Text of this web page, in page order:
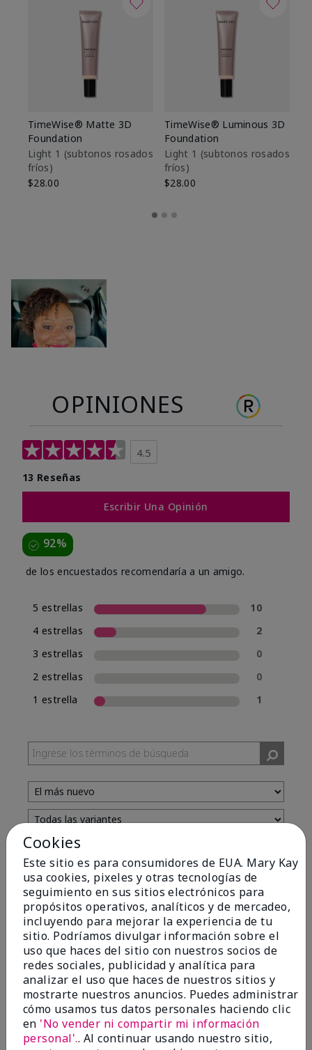
TimeWise® Matte 3D
Foundation
Light 1​ (subtonos rosados
fríos)
$28.00
TimeWise® Luminous 3D
Foundation
Light 1​ (subtonos rosados
fríos)
$28.00
OPINIONES
4.5
13 Reseñas
Escribir Una Opinión
92%
de los encuestados recomendaría a un amigo.
5 estrellas
10
4 estrellas
2
3 estrellas
0
2 estrellas
0
1 estrella
1
Evaluado por 13 clientes
5
Yeh! I really works
EnviadoHace 4 meses
porChar
deDetroit, Mi
Evaluado en
marykay.com/en-us/
I ski all winter and since adding this to my progam
Cookies
Este sitio es para consumidores de EUA. Mary Kay
usa cookies, pixeles y otras tecnologías de
seguimiento en sus sitios electrónicos para
propósitos operativos, analíticos y de mercadeo,
incluyendo para mejorar la experiencia de tu
sitio. Podríamos divulgar información sobre el
uso que haces del sitio con nuestros socios de
redes sociales, publicidad y analítica para
analizar el uso que haces de nuestros sitios y
mostrarte nuestros anuncios. Puedes administrar
cómo usamos tus datos personales haciendo clic
en 'No vender ni compartir mi información
personal'.. Al continuar usando nuestro sitio,